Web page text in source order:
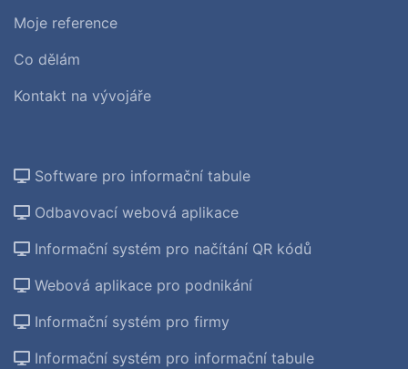
Moje reference
Co dělám
Kontakt na vývojáře
Software pro informační tabule
Odbavovací webová aplikace
Informační systém pro načítání QR kódů
Webová aplikace pro podnikání
Informační systém pro firmy
Informační systém pro informační tabule